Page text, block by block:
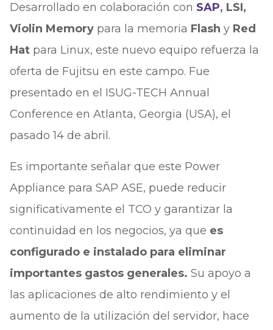
Desarrollado en colaboración con SAP, LSI,
Violin Memorypara la memoria Flash y Red
Hatpara Linux, este nuevo equipo refuerza la
oferta de Fujitsu en este campo. Fue
presentado en el ISUG-TECH Annual
Conference en Atlanta, Georgia (USA), el
pasado 14 de abril.
Es importante señalar que este Power
Appliance para SAP ASE, puede reducir
significativamente el TCO y garantizar la
continuidad en los negocios, ya que es
configurado e instalado para eliminar
importantes gastos generales. Su apoyo a
las aplicaciones de alto rendimiento y el
aumento de la utilización del servidor, hace